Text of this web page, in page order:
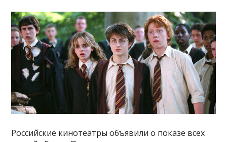
Российские кинотеатры объявили о показе всех